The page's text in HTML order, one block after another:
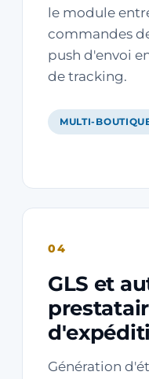
le module
commandes
push d'envoi
de tracking.
MULTI-
04
GLS et
Génération